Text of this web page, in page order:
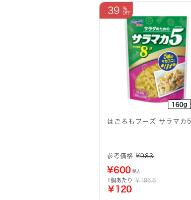
160g
39
はごろもフーズ サラマカ5
参考価格 ¥983
¥600 税込
1個あたり ￥196.6
￥120